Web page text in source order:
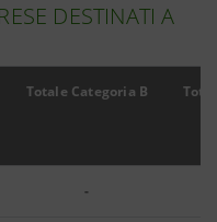
DESTINATI A
Totale Categoria B
-